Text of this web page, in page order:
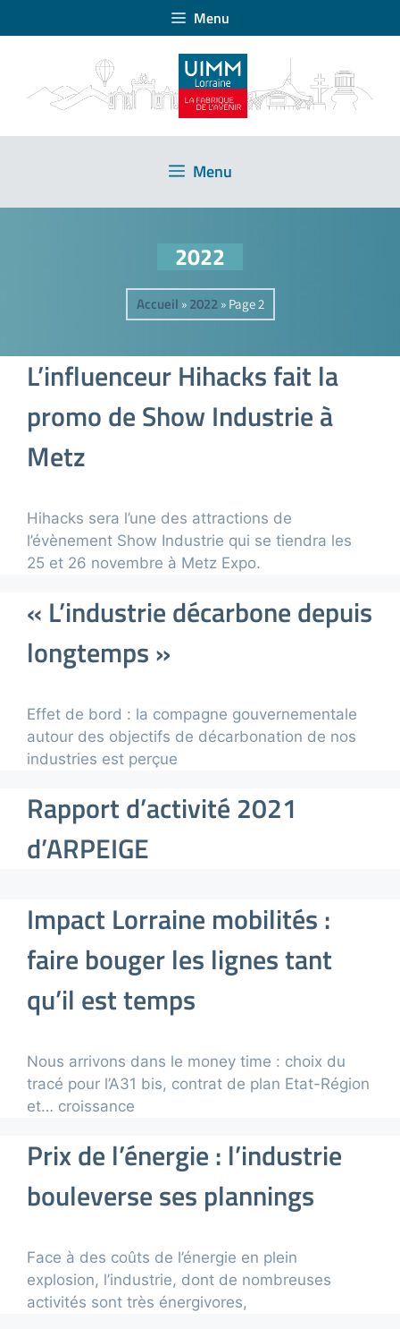
Menu
Menu
2022
Accueil » 2022 » Page 2
L’influenceur Hihacks fait la
promo de Show Industrie à
Metz
Hihacks sera l’une des attractions de
l’évènement Show Industrie qui se tiendra les
25 et 26 novembre à Metz Expo.
« L’industrie décarbone depuis
longtemps »
Effet de bord : la compagne gouvernementale
autour des objectifs de décarbonation de nos
industries est perçue
Rapport d’activité 2021
d’ARPEIGE
Impact Lorraine mobilités :
faire bouger les lignes tant
qu’il est temps
Nous arrivons dans le money time : choix du
tracé pour l’A31 bis, contrat de plan Etat-Région
et… croissance
Prix de l’énergie : l’industrie
bouleverse ses plannings
Face à des coûts de l’énergie en plein
explosion, l’industrie, dont de nombreuses
activités sont très énergivores,